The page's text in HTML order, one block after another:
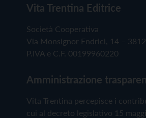
Vita Trentina Editrice
Società Cooperativa
Via Monsignor Endrici, 14 –
P.IVA e C.F. 00199960220
Amministrazione
Vita Trentina percepisce i
cui al decreto legislativo 15